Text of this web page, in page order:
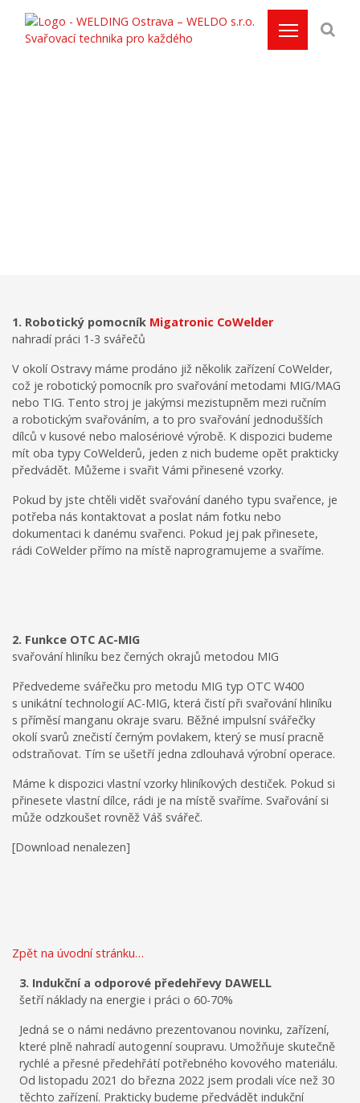
1. Robotický pomocník Migatronic CoWelder
nahradí práci 1-3 svářečů
V okolí Ostravy máme prodáno již několik zařízení CoWelder,
což je robotický pomocník pro svařování metodami MIG/MAG
nebo TIG. Tento stroj je jakýmsi mezistupněm mezi ručním
a robotickým svařováním, a to pro svařování jednodušších
dílců v kusové nebo malosériové výrobě. K dispozici budeme
mít oba typy CoWelderů, jeden z nich budeme opět prakticky
předvádět. Můžeme i svařit Vámi přinesené vzorky.
Pokud by jste chtěli vidět svařování daného typu svařence, je
potřeba nás kontaktovat a poslat nám fotku nebo
dokumentaci k danému svařenci. Pokud jej pak přinesete,
rádi CoWelder přímo na místě naprogramujeme a svaříme.
2. Funkce OTC AC-MIG
svařování hliníku bez černých okrajů metodou MIG
Předvedeme svářečku pro metodu MIG typ OTC W400
s unikátní technologií AC-MIG, která čistí při svařování hliníku
s příměsí manganu okraje svaru. Běžné impulsní svářečky
okolí svarů znečistí černým povlakem, který se musí pracně
odstraňovat. Tím se ušetří jedna zdlouhavá výrobní operace.
Máme k dispozici vlastní vzorky hliníkových destiček. Pokud si
přinesete vlastní dílce, rádi je na místě svaříme. Svařování si
může odzkoušet rovněž Váš svářeč.
[Download nenalezen]
Zpět na úvodní stránku…
3. Indukční a odporové předehřevy DAWELL
šetří náklady na energie i práci o 60-70%
Jedná se o námi nedávno prezentovanou novinku, zařízení,
které plně nahradí autogenní soupravu. Umožňuje skutečně
rychlé a přesné předehřátí potřebného kovového materiálu.
Od listopadu 2021 do března 2022 jsem prodali více než 30
těchto zařízení. Prakticky budeme předvádět indukční